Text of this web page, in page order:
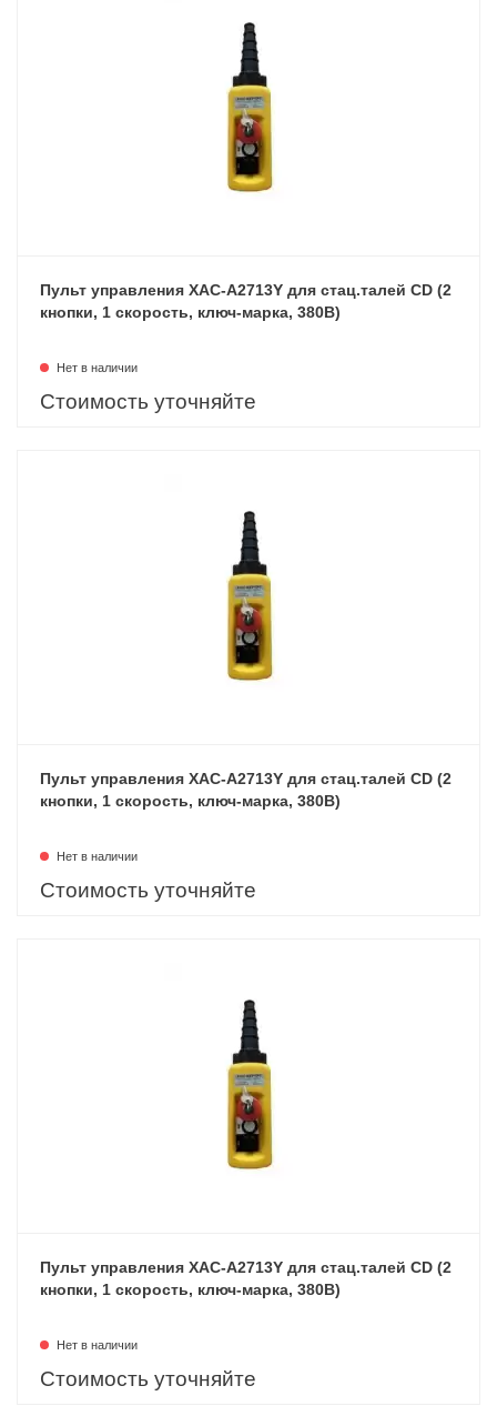
Пульт управления XAC-A2713Y для стац.талей CD (2
кнопки, 1 скорость, ключ-марка, 380В)
Нет в наличии
Стоимость уточняйте
Пульт управления XAC-A2713Y для стац.талей CD (2
кнопки, 1 скорость, ключ-марка, 380В)
Нет в наличии
Стоимость уточняйте
Пульт управления XAC-A2713Y для стац.талей CD (2
кнопки, 1 скорость, ключ-марка, 380В)
Нет в наличии
Стоимость уточняйте